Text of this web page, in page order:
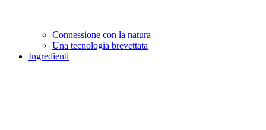
Connessione con la natura
Una tecnologia brevettata
Ingredienti